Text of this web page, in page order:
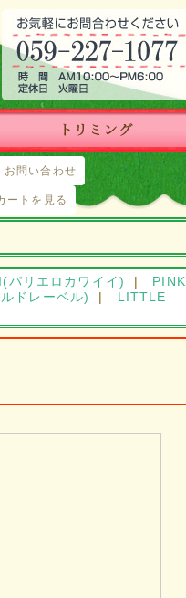
お問い合わせ
ートを見る
パリエロカワイイ) |
PINK
ドレーベル) |
LITTLE